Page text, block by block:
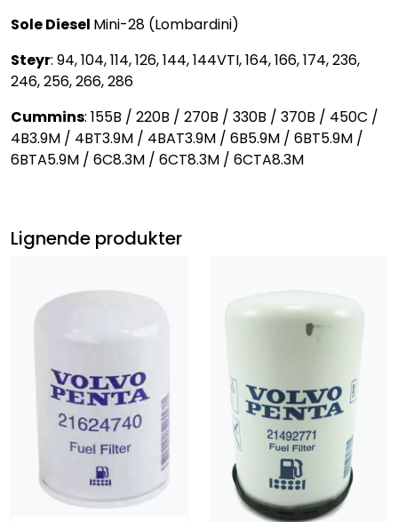
Sole Diesel Mini-28 (Lombardini)
Steyr: 94, 104, 114, 126, 144, 144VTI, 164, 166, 174, 236,
246, 256, 266, 286
Cummins: 155B / 220B / 270B / 330B / 370B / 450C /
4B3.9M / 4BT3.9M / 4BAT3.9M / 6B5.9M / 6BT5.9M /
6BTA5.9M / 6C8.3M / 6CT8.3M / 6CTA8.3M
Lignende produkter